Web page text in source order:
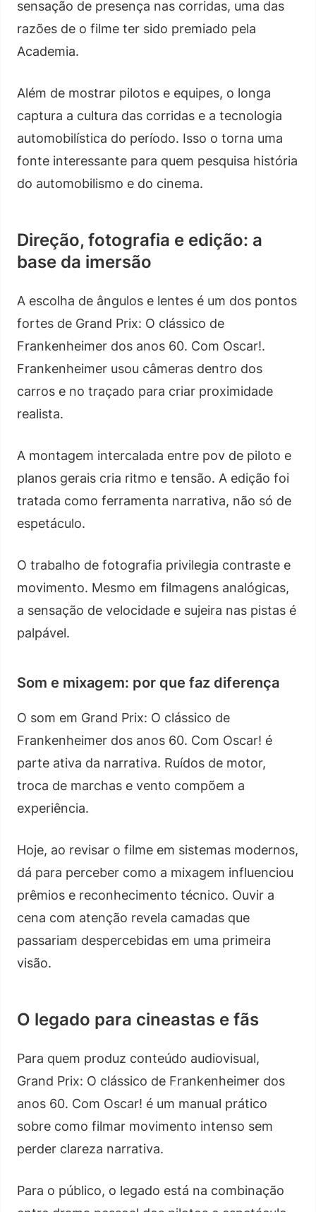
sensação de presença nas corridas, uma das
razões de o filme ter sido premiado pela
Academia.
Além de mostrar pilotos e equipes, o longa
captura a cultura das corridas e a tecnologia
automobilística do período. Isso o torna uma
fonte interessante para quem pesquisa história
do automobilismo e do cinema.
Direção, fotografia e edição: a
base da imersão
A escolha de ângulos e lentes é um dos pontos
fortes de Grand Prix: O clássico de
Frankenheimer dos anos 60. Com Oscar!.
Frankenheimer usou câmeras dentro dos
carros e no traçado para criar proximidade
realista.
A montagem intercalada entre pov de piloto e
planos gerais cria ritmo e tensão. A edição foi
tratada como ferramenta narrativa, não só de
espetáculo.
O trabalho de fotografia privilegia contraste e
movimento. Mesmo em filmagens analógicas,
a sensação de velocidade e sujeira nas pistas é
palpável.
Som e mixagem: por que faz diferença
O som em Grand Prix: O clássico de
Frankenheimer dos anos 60. Com Oscar! é
parte ativa da narrativa. Ruídos de motor,
troca de marchas e vento compõem a
experiência.
Hoje, ao revisar o filme em sistemas modernos,
dá para perceber como a mixagem influenciou
prêmios e reconhecimento técnico. Ouvir a
cena com atenção revela camadas que
passariam despercebidas em uma primeira
visão.
O legado para cineastas e fãs
Para quem produz conteúdo audiovisual,
Grand Prix: O clássico de Frankenheimer dos
anos 60. Com Oscar! é um manual prático
sobre como filmar movimento intenso sem
perder clareza narrativa.
Para o público, o legado está na combinação